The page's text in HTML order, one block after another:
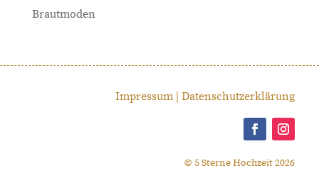
Brautmoden
Impressum |Datenschutzerklärung
© 5 Sterne Hochzeit 2026